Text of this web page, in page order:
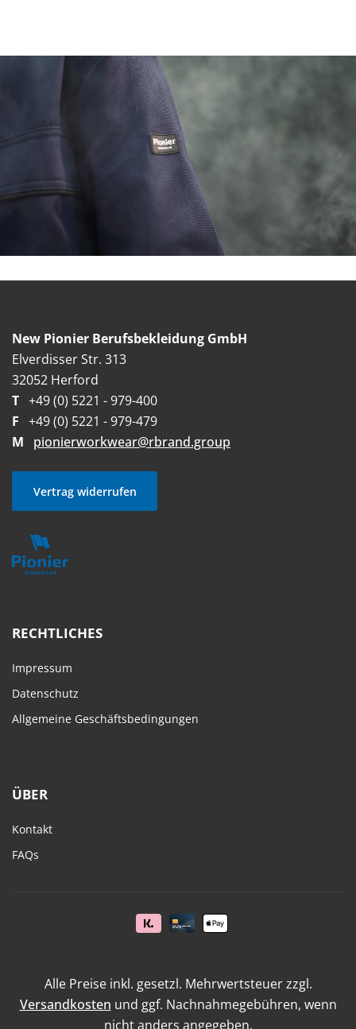
New Pionier Berufsbekleidung GmbH
Elverdisser Str. 313
32052 Herford
T +49 (0) 5221 - 979-400
F +49 (0) 5221 - 979-479
M
pionierworkwear@rbrand.group
Vertrag widerrufen
RECHTLICHES
Impressum
Datenschutz
Allgemeine Geschäftsbedingungen
ÜBER
Kontakt
FAQs
Alle Preise inkl. gesetzl. Mehrwertsteuer zzgl.
Versandkosten und ggf. Nachnahmegebühren, wenn
nicht anders angegeben.